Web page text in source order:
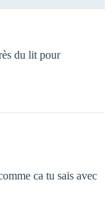
du lit pour
ca tu sais avec